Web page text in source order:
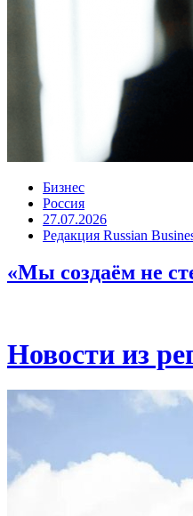
Бизнес
Россия
27.07.2026
Редакция Russian
«Мы создаём не
Новости из